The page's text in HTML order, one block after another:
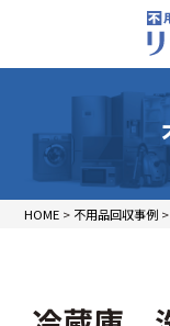
HOME > 不用品回収事例 >